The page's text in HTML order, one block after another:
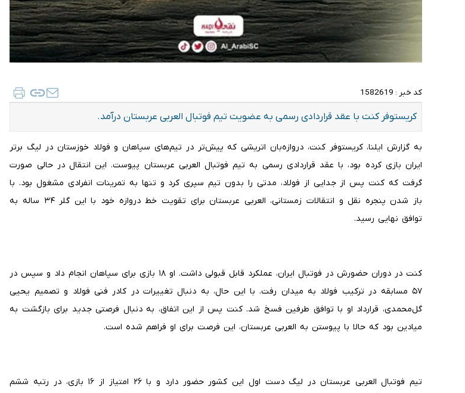
کد خبر : 1582619
کریستوفر کنت با عقد قراردادی رسمی به عضویت تیم فوتبال العربی عربستان درآمد.
به گزارش ایلنا، کریستوفر کنت، دروازه‌بان اتریشی که پیش‌تر در تیم‌های سپاهان و فولاد خوزستان در لیگ برتر
ایران بازی کرده بود، با عقد قراردادی رسمی به تیم فوتبال العربی عربستان پیوست. این انتقال در حالی صورت
گرفت که کنت پس از جدایی از فولاد، مدتی را بدون تیم سپری کرد و تنها به تمرینات انفرادی مشغول بود. با
باز شدن پنجره نقل و انتقالات زمستانی، العربی عربستان برای تقویت خط دروازه خود با این گلر ۳۴ ساله به
توافق نهایی رسید.
کنت در دوران حضورش در فوتبال ایران، عملکرد قابل قبولی داشت. او ۱۸ بازی برای سپاهان انجام داد و سپس در
۵۷ مسابقه در ترکیب فولاد به میدان رفت. با این حال، به دنبال تغییرات در کادر فنی فولاد و تصمیم یحیی
گل‌محمدی، قرارداد او با توافق طرفین فسخ شد. کنت پس از این اتفاق، به دنبال فرصتی جدید برای بازگشت به
میادین بود که حالا با پیوستن به العربی عربستان، این فرصت برای او فراهم شده است.
تیم فوتبال العربی عربستان در لیگ دست اول این کشور حضور دارد و با ۲۶ امتیاز از ۱۶ بازی، در رتبه ششم